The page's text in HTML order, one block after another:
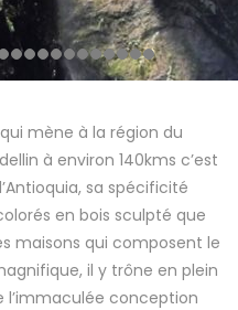
mène à la région du
à environ 140kms c’est
sa spécificité
en bois sculpté que
maisons qui composent le
il y trône en plein
l’immaculée conception